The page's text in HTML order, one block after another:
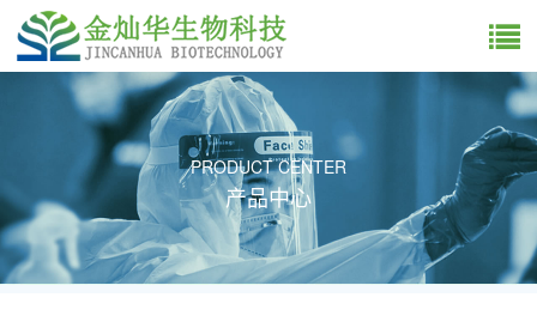
PRODUCT CENTER
产品中心